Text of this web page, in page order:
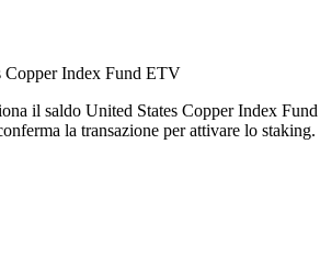
Copper Index Fund ETV
il saldo United States Copper Index Fund
la transazione per attivare lo staking.